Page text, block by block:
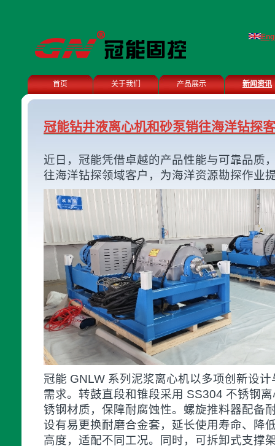
首页 关于我们 产品展示 新闻资讯
冠能钻井液离心机和砂泵销往海洋钻探
近日，冠能凭借卓越的产品性能与可靠品质
往海洋钻探领域客户，为海洋资源勘探作业
冠能 GNLW 系列泥浆离心机以多项创新设
需求。转鼓直段和锥段采用 SS304 不锈钢
锈钢材质，保障耐腐蚀性。螺旋推料器配备
设有易更换耐磨合金套，延长使用寿命、降
高度，适配不同工况。同时，可拆卸式支撑